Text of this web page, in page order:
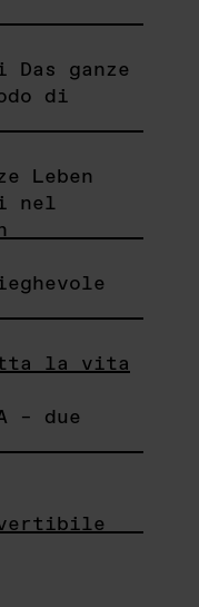
ganze
di
Leben
nel
la vita
– due